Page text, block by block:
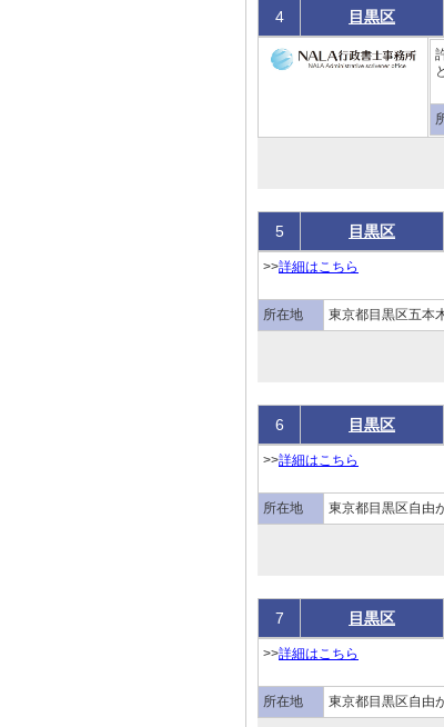
4 目黒区
5 目黒区
>>詳細はこちら
所在地 東京都目黒区五本
6 目黒区
>>詳細はこちら
所在地 東京都目黒区自由
7 目黒区
>>詳細はこちら
所在地 東京都目黒区自由